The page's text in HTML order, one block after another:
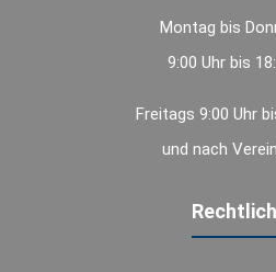
Montag bis
9:00 Uhr bis
Freitags 9:00 Uhr
und nach